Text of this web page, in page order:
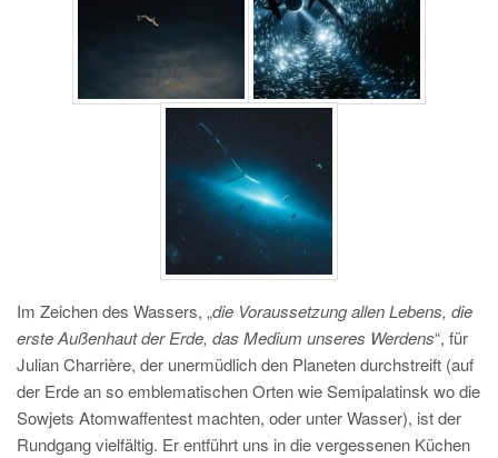
Im Zeichen des Wassers, „die Voraussetzung allen Lebens, die
erste Außenhaut der Erde, das Medium unseres Werdens“, für
Julian Charrière, der unermüdlich den Planeten durchstreift (auf
der Erde an so emblematischen Orten wie Semipalatinsk wo die
Sowjets Atomwaffentest machten, oder unter Wasser), ist der
Rundgang vielfältig. Er entführt uns in die vergessenen Küchen